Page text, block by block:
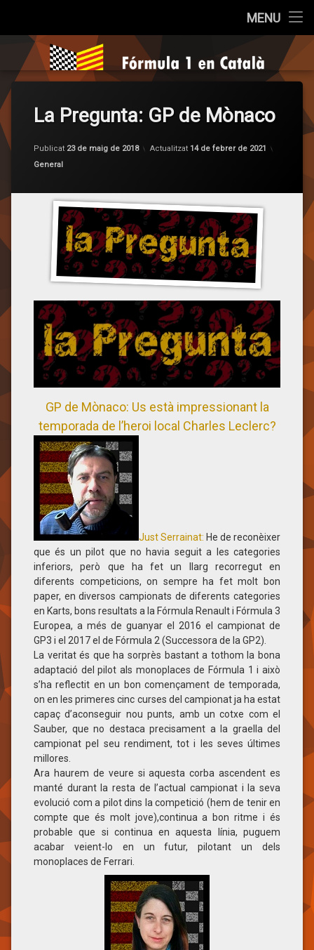
MENU
Qui som?
Cròniques
La Pregunta
Opinió
Sèries
contingut
Fórmula 1
La Pregunta: GP de Mònaco
Publicat 23 de maig de 2018 Actualitzat 14 de febrer de 2021
Categories:
General
GP de Mònaco: Us està impressionant la
temporada de l’heroi local Charles Leclerc?
Just Serrainat: ​He de reconèixer
que és un pilot que no havia seguit a les categories
inferiors, però que ha fet un llarg recorregut en
diferents competicions, on sempre ha fet molt bon
paper, en diversos campionats de diferents categories
en Karts, bons resultats a la Fórmula Renault i Fórmula 3
Europea, a més de guanyar el 2016 el campionat de
GP3 i el 2017 el de Fórmula 2 (Successora de la GP2).
La veritat és que ha sorprès bastant a tothom la bona
adaptació del pilot als monoplaces de Fórmula 1 i això
s’ha reflectit en un bon començament de temporada,
on en les primeres cinc curses del campionat ja ha estat
capaç d’aconseguir nou punts, amb un cotxe com el
Sauber, que no destaca precisament a la graella del
campionat pel seu rendiment, tot i les seves últimes
millores.
Ara haurem de veure si aquesta corba ascendent es
manté durant la resta de l’actual campionat i la seva
evolució com a pilot dins la competició (hem de tenir en
compte que és molt jove),continua a bon ritme i és
probable que si continua en aquesta línia, puguem
acabar veient-lo en un futur, pilotant un dels
monoplaces de Ferrari.